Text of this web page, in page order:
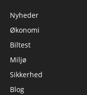
Nyheder
Økonomi
Biltest
Miljø
Sikkerhed
Blog